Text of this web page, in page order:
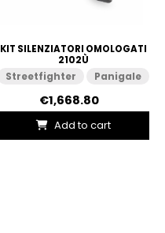
KIT SILENZIATORI OMOLOGATI
2102Ù
Streetfighter Panigale
€1,668.80
Add to cart